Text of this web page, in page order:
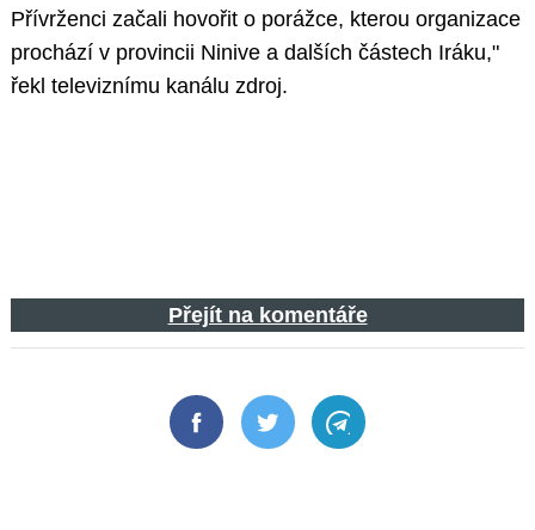
Přívrženci začali hovořit o porážce, kterou organizace
prochází v provincii Ninive a dalších částech Iráku,"
řekl televiznímu kanálu zdroj.
Přejít na komentáře
FacebookTwitter Telegram